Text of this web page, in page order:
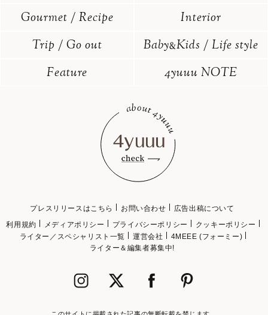
Gourmet / Recipe
Interior
Trip / Go out
Baby&Kids / Life style
Feature
4yuuu NOTE
プレスリリースはこちら お問い合わせ
広告出稿について
利用規約
メディアポリシー プライバシーポリシー
クッキーポリシー
ライター／スペシャリスト一覧
運営会社
4MEEE (フォーミー)
ライター＆編集者募集中!